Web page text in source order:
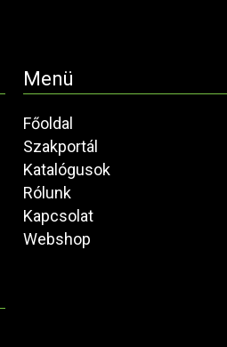
Menü
Főoldal
Szakportál
Katalógusok
Rólunk
Kapcsolat
Webshop